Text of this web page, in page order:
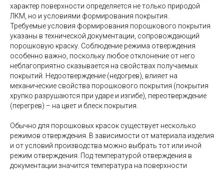
характер поверхности определяется не только природой
ЛКМ, но и условиями формирования покрытия.
Требуемые условия формирования порошкового покрытия
указаны в технической документации, сопровождающий
порошковую краску. Соблюдение режима отверждения
особенно важно, поскольку любое отклонение от него
неблагоприятно сказывается на свойствах получаемых
покрытий. Недоотверждение (недогрев), влияет на
механические свойства порошкового покрытия (покрытия
хрупко разрушаются при ударе и изгибе), переотверждение
(перегрев) – на цвет и блеск покрытия.
Обычно для порошковых красок существует несколько
режимов отверждения. В зависимости от материала изделия
и от условий производства можно выбрать тот или иной
режим отверждения. Под температурой отверждения в
документации значится температура на поверхности